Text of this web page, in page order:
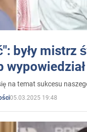
były mistrz
na temat sukcesu
05.03.2025 19:48